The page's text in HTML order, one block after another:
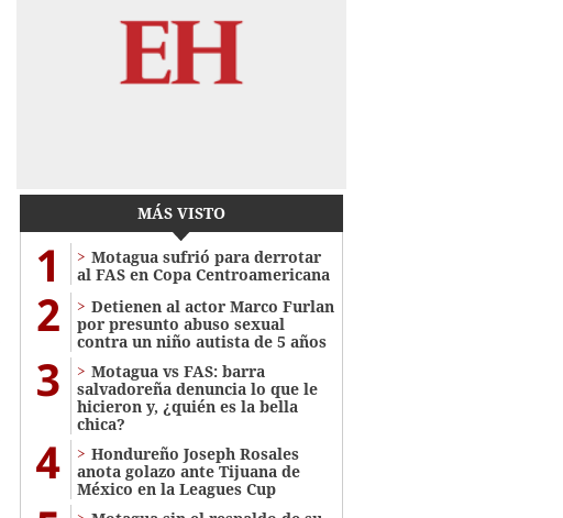
MÁS VISTO
1
Motagua sufrió para derrotar
al FAS en Copa Centroamericana
2
Detienen al actor Marco Furlan
por presunto abuso sexual
contra un niño autista de 5 años
3
Motagua vs FAS: barra
salvadoreña denuncia lo que le
hicieron y, ¿quién es la bella
chica?
4
Hondureño Joseph Rosales
anota golazo ante Tijuana de
México en la Leagues Cup